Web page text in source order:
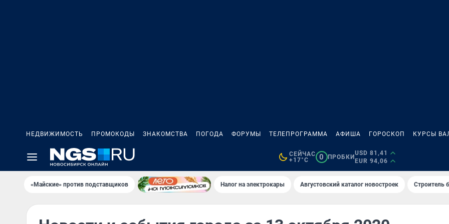
НЕДВИЖИМОСТЬ ПРОМОКОДЫ ЗНАКОМСТВА ПОГОДА ФОРУМЫ ТЕЛЕПРОГРАММА АФИША ГОРОСКОП КУРСЫ
СЕЙЧАС
+17°C
0 ПРОБКИ
USD 81,41
EUR 94,06
«Майские» против подставщиков Налог на электрокары Августовский каталог новостроек Строитель